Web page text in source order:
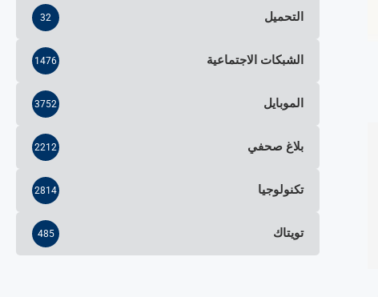
التحميل 32
الشبكات الاجتماعية 1476
الموبايل 3752
بلاغ صحفي 2212
تكنولوجيا 2814
تويتاك 485